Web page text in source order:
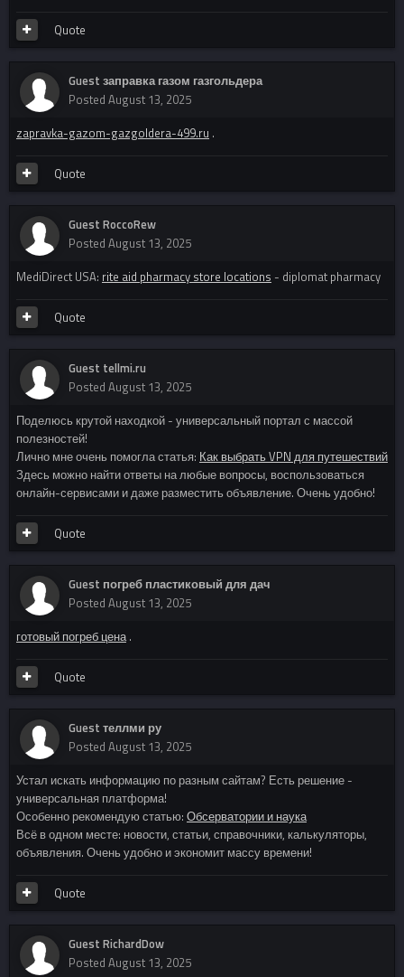
Quote
Guest заправка газом газгольдера
Posted August 13, 2025
zapravka-gazom-gazgoldera-499.ru .
Quote
Guest RoccoRew
Posted August 13, 2025
MediDirect USA: rite aid pharmacy store locations - diplomat pharmacy
Quote
Guest tellmi.ru
Posted August 13, 2025
Поделюсь крутой находкой - универсальный портал с массой
полезностей!
Лично мне очень помогла статья: Как выбрать VPN для путешествий
Здесь можно найти ответы на любые вопросы, воспользоваться
онлайн-сервисами и даже разместить объявление. Очень удобно!
Quote
Guest погреб пластиковый для дач
Posted August 13, 2025
готовый погреб цена.
Quote
Guest теллми ру
Posted August 13, 2025
Устал искать информацию по разным сайтам? Есть решение -
универсальная платформа!
Особенно рекомендую статью: Обсерватории и наука
Всё в одном месте: новости, статьи, справочники, калькуляторы,
объявления. Очень удобно и экономит массу времени!
Quote
Guest RichardDow
Posted August 13, 2025